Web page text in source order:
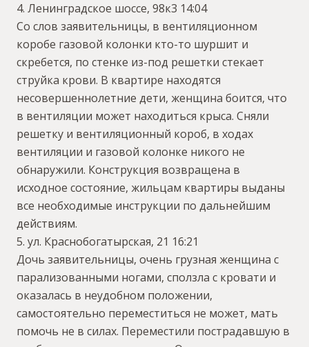
4. Ленинградское шоссе, 98к3 14:04
Со слов заявительницы, в вентиляционном
коробе газовой колонки кто-то шуршит и
скребется, по стенке из-под решетки стекает
струйка крови. В квартире находятся
несовершеннолетние дети, женщина боится, что
в вентиляции может находиться крыса. Сняли
решетку и вентиляционный короб, в ходах
вентиляции и газовой колонке никого не
обнаружили. Конструкция возвращена в
исходное состояние, жильцам квартиры выданы
все необходимые инструкции по дальнейшим
действиям.
5. ул. Краснобогатырская, 21 16:21
Дочь заявительницы, очень грузная женщина с
парализованными ногами, сползла с кровати и
оказалась в неудобном положении,
самостоятельно переместиться не может, мать
помочь не в силах. Переместили пострадавшую в